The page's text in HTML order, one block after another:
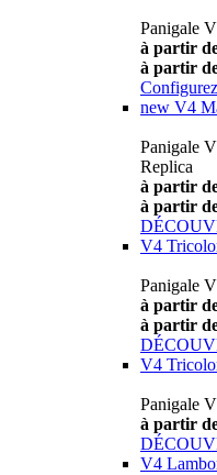
Panigale
à partir
à partir
new V4
Panigale
Replica
à partir
à partir
V4
Panigale
à partir
à partir
V4
Panigale
à partir
V4